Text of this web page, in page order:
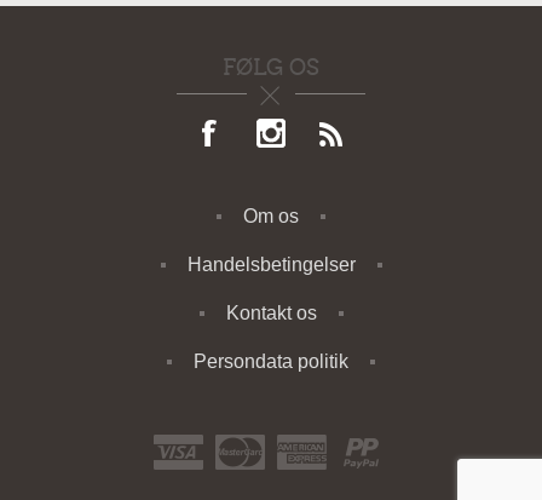
FØLG OS
Om os
Handelsbetingelser
Kontakt os
Persondata politik